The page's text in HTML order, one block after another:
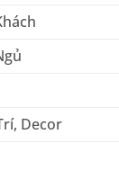
Decor